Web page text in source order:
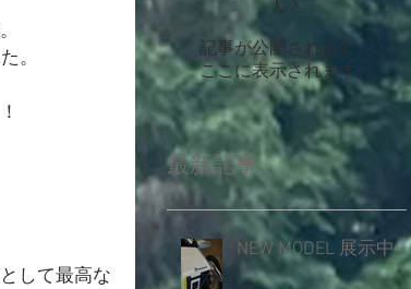
。
して最高な
記事が公開されると、
ここに表示されます。
最新記事
NEW MODEL 展示中✨️